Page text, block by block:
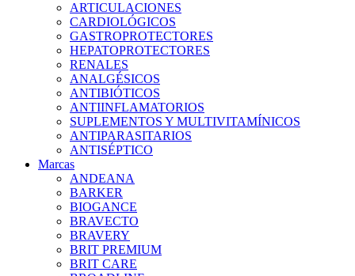
ARTICULACIONES
CARDIOLÓGICOS
GASTROPROTECTORES
HEPATOPROTECTORES
RENALES
ANALGÉSICOS
ANTIBIÓTICOS
ANTIINFLAMATORIOS
SUPLEMENTOS Y MULTIVITAMÍNICOS
ANTIPARASITARIOS
ANTISÉPTICO
Marcas
ANDEANA
BARKER
BIOGANCE
BRAVECTO
BRAVERY
BRIT PREMIUM
BRIT CARE